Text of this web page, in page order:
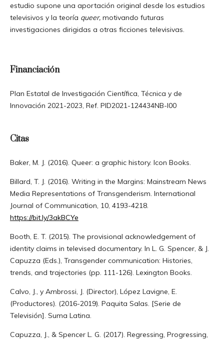
estudio supone una aportación original desde los estudios
televisivos y la teoría queer, motivando futuras
investigaciones dirigidas a otras ficciones televisivas.
Financiación
Plan Estatal de Investigación Científica, Técnica y de
Innovación 2021-2023, Ref. PID2021-124434NB-I00
Citas
Baker, M. J. (2016). Queer: a graphic history. Icon Books.
Billard, T. J. (2016). Writing in the Margins: Mainstream News
Media Representations of Transgenderism. International
Journal of Communication, 10, 4193-4218.
https://bit.ly/3akBCYe
Booth, E. T. (2015). The provisional acknowledgement of
identity claims in televised documentary. In L. G. Spencer, & J.
Capuzza (Eds.), Transgender communication: Histories,
trends, and trajectories (pp. 111-126). Lexington Books.
Calvo, J., y Ambrossi, J. (Director), López Lavigne, E.
(Productores). (2016-2019). Paquita Salas. [Serie de
Televisión]. Suma Latina.
Capuzza, J., & Spencer L. G. (2017). Regressing, Progressing,